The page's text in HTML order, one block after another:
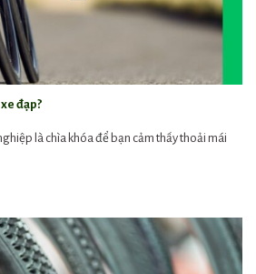
đạp?
là chìa khóa để bạn cảm thấy thoải mái